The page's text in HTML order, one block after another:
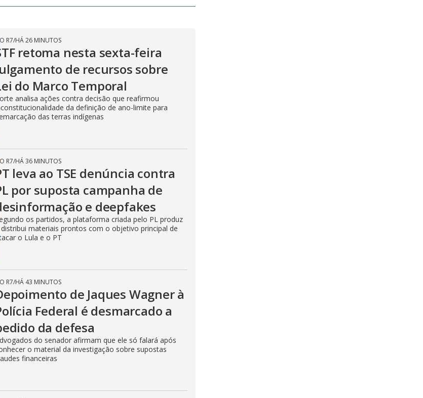
R7/HÁ 26 MINUTOS
retoma nesta sexta-feira
de recursos sobre
do Marco Temporal
analisa ações contra decisão que reafirmou
da definição de ano-limite para
das terras indígenas
R7/HÁ 36 MINUTOS
leva ao TSE denúncia contra
por suposta campanha de
e deepfakes
os partidos, a plataforma criada pelo PL produz
materiais prontos com o objetivo principal de
o Lula e o PT
R7/HÁ 43 MINUTOS
de Jaques Wagner à
Federal é desmarcado a
da defesa
do senador afirmam que ele só falará após
o material da investigação sobre supostas
financeiras